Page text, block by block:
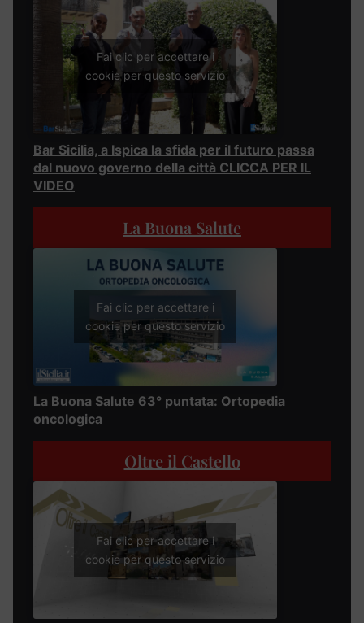
Fai clic per accettare i
cookie per questo servizio
Bar Sicilia, a Ispica la sfida per il futuro passa
dal nuovo governo della città CLICCA PER IL
VIDEO
La Buona Salute
Fai clic per accettare i
cookie per questo servizio
La Buona Salute 63° puntata: Ortopedia
oncologica
Oltre il Castello
Fai clic per accettare i
cookie per questo servizio